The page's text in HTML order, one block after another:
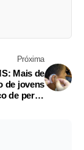
Próxima
Mais de
de jovens
de perda